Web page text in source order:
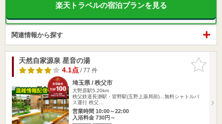
楽天トラベルの宿泊プランを見る
関連情報から探す
お気に入
りに追加
天然自家源泉 星音の湯
4.1点/ 77 件
埼玉県 / 秩父市
大野原駅5.20km
秩父鉄道長瀞駅・皆野駅(五野上薬局前)…無料シャトルバ
ス運行 秩父…
営業時間 10:00～22:00
入浴料金 730円～